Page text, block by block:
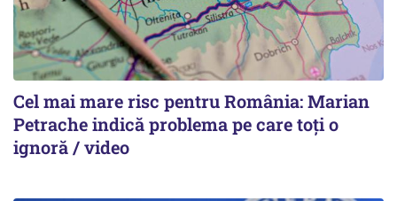
Cel mai mare risc pentru România: Marian
Petrache indică problema pe care toți o
ignoră / video